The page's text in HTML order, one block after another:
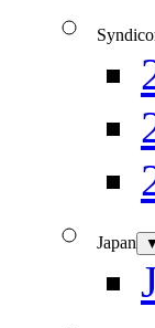
Japan ▼